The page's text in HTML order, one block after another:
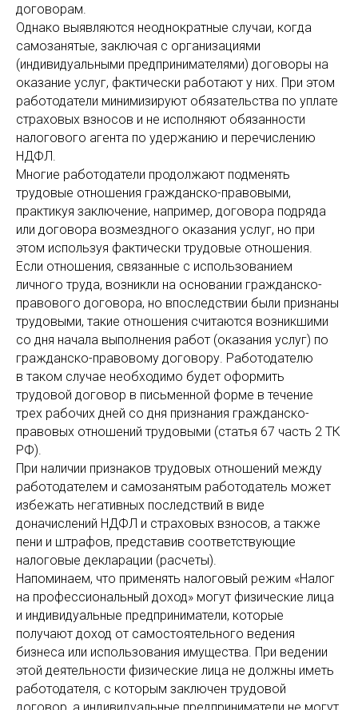
договорам.
Однако выявляются неоднократные случаи, когда
самозанятые, заключая с организациями
(индивидуальными предпринимателями) договоры на
оказание услуг, фактически работают у них. При этом
работодатели минимизируют обязательства по уплате
страховых взносов и не исполняют обязанности
налогового агента по удержанию и перечислению
НДФЛ.
Многие работодатели продолжают подменять
трудовые отношения гражданско-правовыми,
практикуя заключение, например, договора подряда
или договора возмездного оказания услуг, но при
этом используя фактически трудовые отношения.
Если отношения, связанные с использованием
личного труда, возникли на основании гражданско-
правового договора, но впоследствии были признаны
трудовыми, такие отношения считаются возникшими
со дня начала выполнения работ (оказания услуг) по
гражданско-правовому договору. Работодателю
в таком случае необходимо будет оформить
трудовой договор в письменной форме в течение
трех рабочих дней со дня признания гражданско-
правовых отношений трудовыми (статья 67 часть 2 ТК
РФ).
При наличии признаков трудовых отношений между
работодателем и самозанятым работодатель может
избежать негативных последствий в виде
доначислений НДФЛ и страховых взносов, а также
пени и штрафов, представив соответствующие
налоговые декларации (расчеты).
Напоминаем, что применять налоговый режим «Налог
на профессиональный доход» могут физические лица
и индивидуальные предприниматели, которые
получают доход от самостоятельного ведения
бизнеса или использования имущества. При ведении
этой деятельности физические лица не должны иметь
работодателя, с которым заключен трудовой